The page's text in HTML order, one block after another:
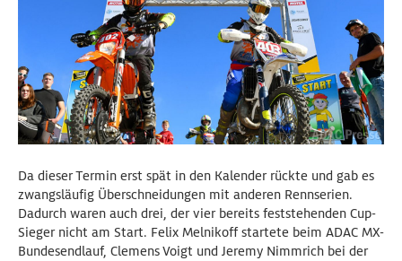
Da dieser Termin erst spät in den Kalender rückte und gab es
zwangsläufig Überschneidungen mit anderen Rennserien.
Dadurch waren auch drei, der vier bereits feststehenden Cup-
Sieger nicht am Start. Felix Melnikoff startete beim ADAC MX-
Bundesendlauf, Clemens Voigt und Jeremy Nimmrich bei der